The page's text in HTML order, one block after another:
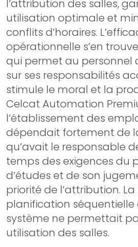
l’attribution des salles,
utilisation optimale et
conflits d’horaires.
opérationnelle s’en
qui permet au personnel
sur ses responsabilités
stimule le moral et la
Celcat Automation
l’établissement des
dépendait fortement de
qu’avait le responsable
temps des exigences du
d’études et de son
priorité de l’attribution.
planification séquentielle
système ne permettait
utilisation des salles.